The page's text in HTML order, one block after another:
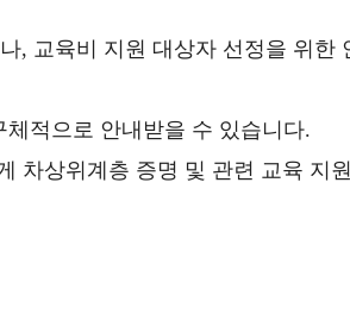
, 교육비 지원 대상자 선정을 위한
적으로 안내받을 수 있습니다.
차상위계층 증명 및 관련 교육 지